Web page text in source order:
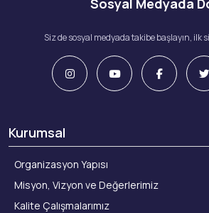
Sosyal Medyada
Siz de sosyal medyada takibe başlayın, ilk
Kurumsal
Organizasyon Yapısı
Misyon, Vizyon ve Değerlerimiz
Kalite Çalışmalarımız